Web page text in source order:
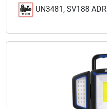
UN3481, SV188 ADR